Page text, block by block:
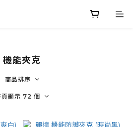
機能夾克
商品排序
頁顯示 72 個